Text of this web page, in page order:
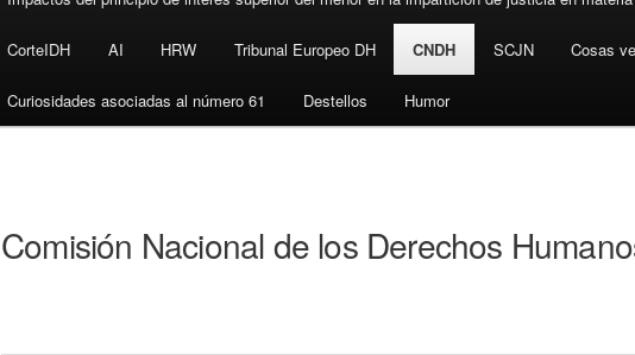
CorteIDH AI HRW Tribunal Europeo DH CNDH SCJN Cosas
Curiosidades asociadas al número 61 Destellos Humor
Comisión Nacional de los Derechos